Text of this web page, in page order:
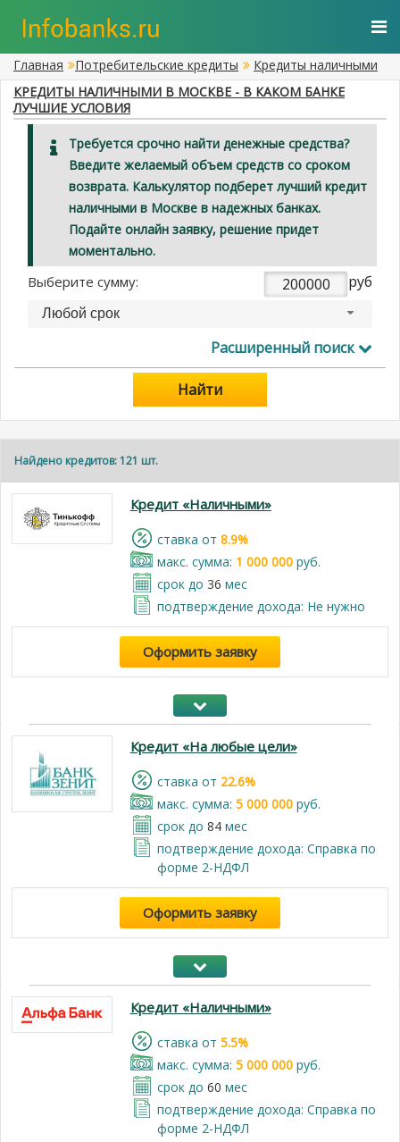
Главная Потребительские кредиты
Кредиты наличными
КРЕДИТЫ НАЛИЧНЫМИ В МОСКВЕ - В КАКОМ БАНКЕ
ЛУЧШИЕ УСЛОВИЯ
Требуется срочно найти денежные средства?
Введите желаемый объем средств со сроком
возврата. Калькулятор подберет лучший кредит
наличными в Москве в надежных банках.
Подайте онлайн заявку, решение придет
моментально.
Выберите сумму: руб
Любой срок
Расширенный поиск
Найти
Найдено кредитов: 121 шт.
Кредит «Наличными»
cтавка от 8.9%
макс. сумма: 1 000 000руб.
срок до 36 мес
подтверждение дохода: Не нужно
Оформить заявку
Кредит «На любые цели»
cтавка от 22.6%
макс. сумма: 5 000 000руб.
срок до 84мес
подтверждение дохода: Справка по
форме 2-НДФЛ
Оформить заявку
Кредит «Наличными»
cтавка от 5.5%
макс. сумма: 5 000 000руб.
срок до 60 мес
подтверждение дохода: Справка по
форме 2-НДФЛ